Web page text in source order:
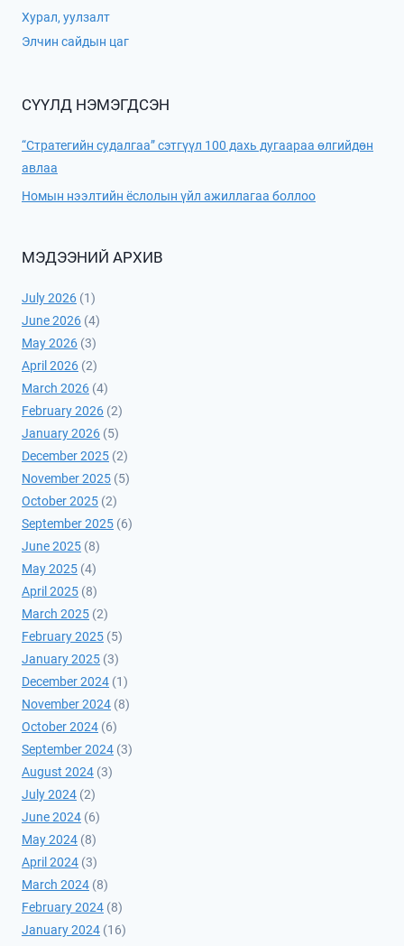
Хурал, уулзалт
Элчин сайдын цаг
СҮҮЛД НЭМЭГДСЭН
“Стратегийн судалгаа” сэтгүүл 100 дахь дугаараа өлгийдөн
авлаа
Номын нээлтийн ёслолын үйл ажиллагаа боллоо
МЭДЭЭНИЙ АРХИВ
July 2026 (1)
June 2026 (4)
May 2026 (3)
April 2026 (2)
March 2026 (4)
February 2026 (2)
January 2026 (5)
December 2025 (2)
November 2025 (5)
October 2025 (2)
September 2025 (6)
June 2025 (8)
May 2025 (4)
April 2025 (8)
March 2025 (2)
February 2025 (5)
January 2025 (3)
December 2024 (1)
November 2024 (8)
October 2024 (6)
September 2024 (3)
August 2024 (3)
July 2024 (2)
June 2024 (6)
May 2024 (8)
April 2024 (3)
March 2024 (8)
February 2024 (8)
January 2024 (16)